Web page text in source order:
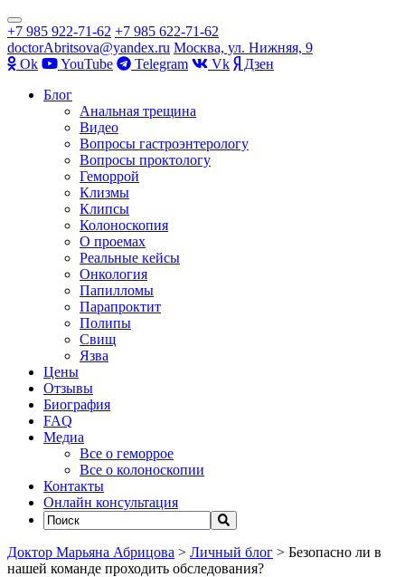
Показать/
Скрыть
навигацию
+7 985 922-71-62 +7 985 622-71-62
doctorAbritsova@yandex.ru Москва, ул. Нижняя, 9
Оk
YouTube Telegram Vk
Дзен
Перейти
содержимому
Блог
Анальная трещина
Видео
Вопросы гастроэнтерологу
Вопросы проктологу
Геморрой
Клизмы
Клипсы
Колоноскопия
О проемах
Реальные кейсы
Онкология
Папилломы
Парапроктит
Полипы
Свищ
Язва
Цены
Отзывы
Биография
FAQ
Медиа
Все о геморрое
Все о колоноскопии
Контакты
Онлайн консультация
Доктор Марьяна Абрицова > Личный блог > Безопасно ли в
нашей команде проходить обследования?